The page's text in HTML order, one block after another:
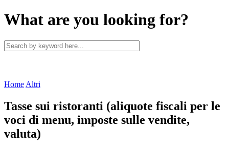
What are you looking for?
Home Altri
Tasse sui ristoranti (aliquote fiscali per le
voci di menu, imposte sulle vendite,
valuta)